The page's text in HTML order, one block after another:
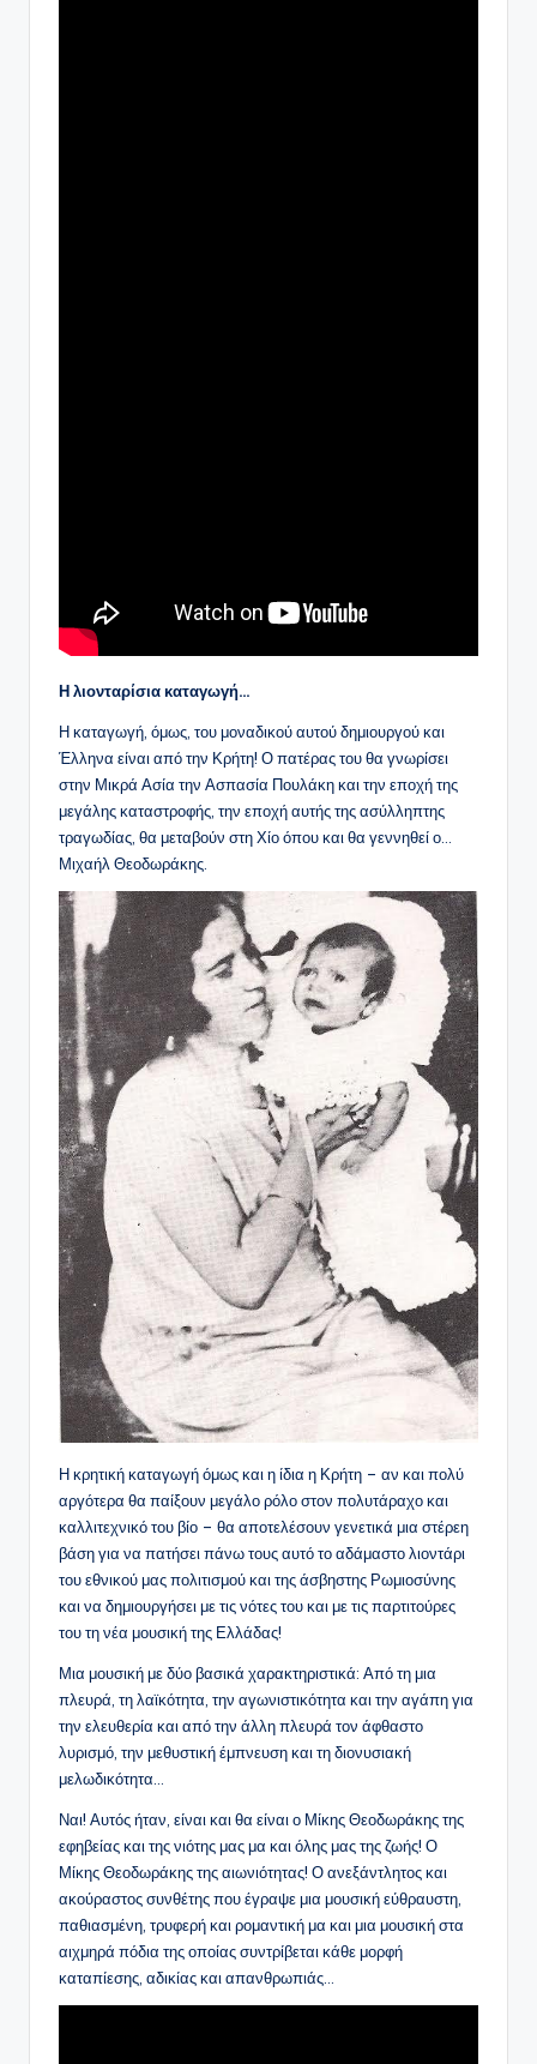
Η λιονταρίσια καταγωγή…
Η καταγωγή, όμως, του μοναδικού αυτού δημιουργού και
Έλληνα είναι από την Κρήτη! Ο πατέρας του θα γνωρίσει
στην Μικρά Ασία την Ασπασία Πουλάκη και την εποχή της
μεγάλης καταστροφής, την εποχή αυτής της ασύλληπτης
τραγωδίας, θα μεταβούν στη Χίο όπου και θα γεννηθεί ο…
Μιχαήλ Θεοδωράκης.
Η κρητική καταγωγή όμως και η ίδια η Κρήτη – αν και πολύ
αργότερα θα παίξουν μεγάλο ρόλο στον πολυτάραχο και
καλλιτεχνικό του βίο – θα αποτελέσουν γενετικά μια στέρεη
βάση για να πατήσει πάνω τους αυτό το αδάμαστο λιοντάρι
του εθνικού μας πολιτισμού και της άσβηστης Ρωμιοσύνης
και να δημιουργήσει με τις νότες του και με τις παρτιτούρες
του τη νέα μουσική της Ελλάδας!
Μια μουσική με δύο βασικά χαρακτηριστικά: Από τη μια
πλευρά, τη λαϊκότητα, την αγωνιστικότητα και την αγάπη για
την ελευθερία και από την άλλη πλευρά τον άφθαστο
λυρισμό, την μεθυστική έμπνευση και τη διονυσιακή
μελωδικότητα…
Ναι! Αυτός ήταν, είναι και θα είναι ο Μίκης Θεοδωράκης της
εφηβείας και της νιότης μας μα και όλης μας της ζωής! Ο
Μίκης Θεοδωράκης της αιωνιότητας! Ο ανεξάντλητος και
ακούραστος συνθέτης που έγραψε μια μουσική εύθραυστη,
παθιασμένη, τρυφερή και ρομαντική μα και μια μουσική στα
αιχμηρά πόδια της οποίας συντρίβεται κάθε μορφή
καταπίεσης, αδικίας και απανθρωπιάς…